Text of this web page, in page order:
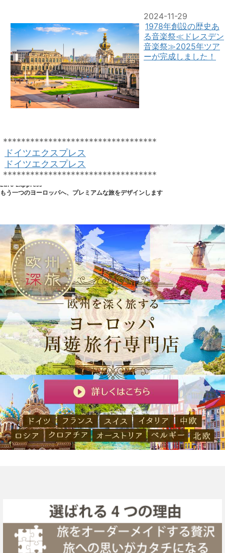
2024-11-29
1978年創設の歴史あ
る音楽祭≪ドレスデン
音楽祭≫2025年ツア
ーが完成しました！
**********************************
ドイツエクスプレス
ドイツエクスプレス
**********************************
Euro Exppress
もう一つのヨーロッパへ、プレミアムな旅をデザインします